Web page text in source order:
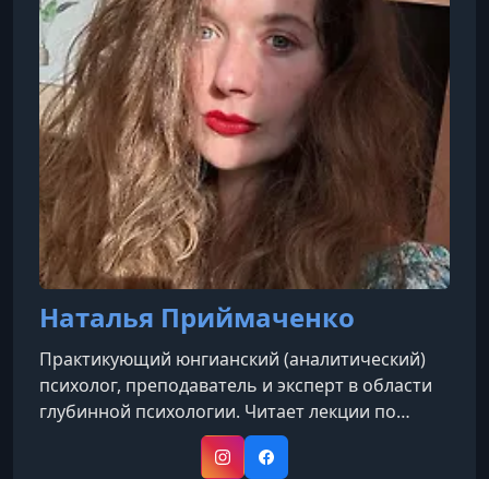
Наталья Приймаченко
Практикующий юнгианский (аналитический)
психолог, преподаватель и эксперт в области
глубинной психологии. Читает лекции по
психологии, в том числе курсы повышения
квалификации для медицинских специалистов.
InstagramFacebook